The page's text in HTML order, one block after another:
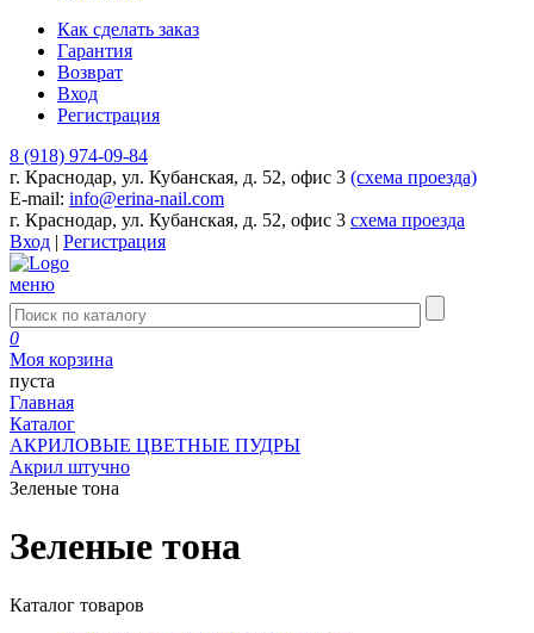
Как сделать заказ
Гарантия
Возврат
Вход
Регистрация
8 (918) 974-09-84
г. Краснодар, ул. Кубанская, д. 52, офис 3 (схема проезда)
E-mail: info@erina-nail.com
г. Краснодар, ул. Кубанская, д. 52, офис 3 схема проезда
Вход | Регистрация
меню
0
Моя корзина
пуста
Главная
Каталог
АКРИЛОВЫЕ ЦВЕТНЫЕ ПУДРЫ
Акрил штучно
Зеленые тона
Зеленые тона
Каталог товаров